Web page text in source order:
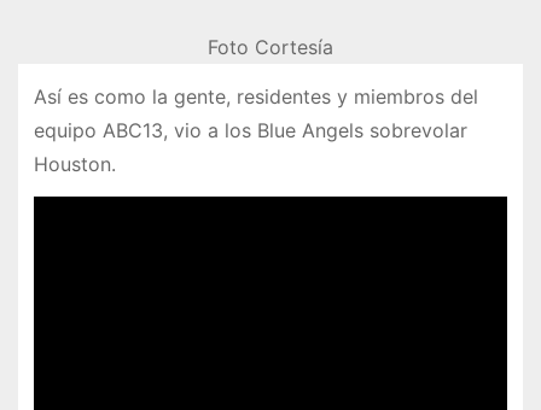
Foto Cortesía
Así es como la gente, residentes y miembros del
equipo ABC13, vio a los Blue Angels sobrevolar
Houston.